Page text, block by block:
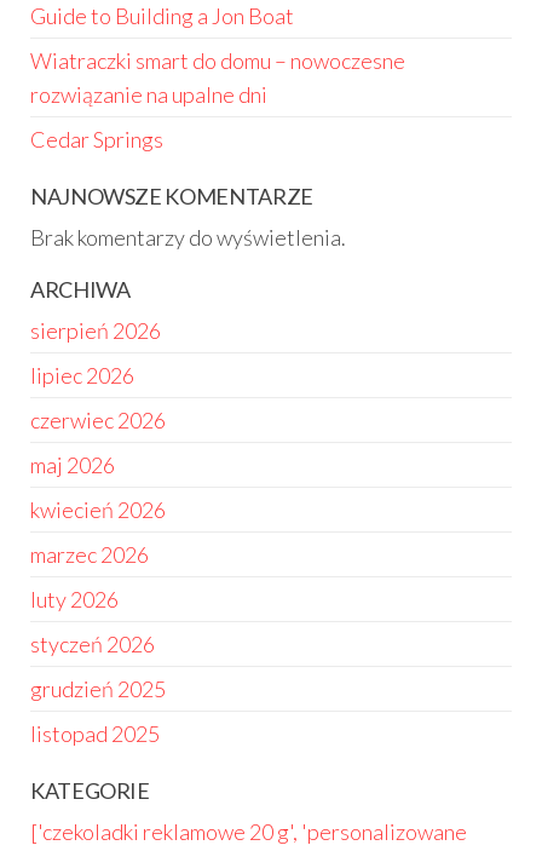
Guide to Building a Jon Boat
Wiatraczki smart do domu – nowoczesne
rozwiązanie na upalne dni
Cedar Springs
NAJNOWSZE KOMENTARZE
Brak komentarzy do wyświetlenia.
ARCHIWA
sierpień 2026
lipiec 2026
czerwiec 2026
maj 2026
kwiecień 2026
marzec 2026
luty 2026
styczeń 2026
grudzień 2025
listopad 2025
KATEGORIE
['czekoladki reklamowe 20 g', 'personalizowane